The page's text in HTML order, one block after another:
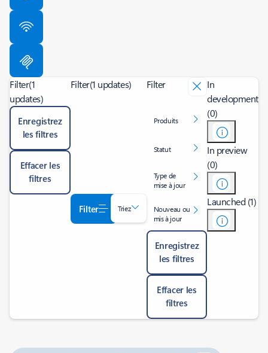
Filter(1
updates)
Enregistrez
les filtres
Effacer les
filtres
Filter(1 updates)
Filter Triez
Filter
Produits
Statut
Type de
mise à jour
Nouveau ou
mis à jour
Enregistrez
les filtres
Effacer les
filtres
In
development
(0)
In preview
(0)
Launched (1)